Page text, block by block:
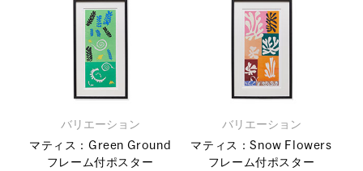
バリエーション
マティス：Green Ground
フレーム付ポスター
バリエーション
マティス：Snow Flowers
フレーム付ポスター